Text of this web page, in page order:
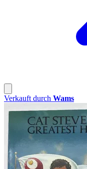
Verkauft durch Wams